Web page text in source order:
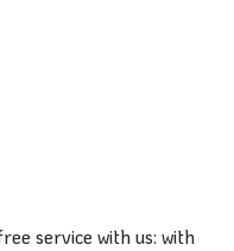
service with us: with